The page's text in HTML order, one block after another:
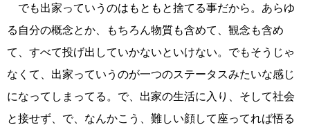
でも出家っていうのはもともと捨てる事だから。あらゆ
る自分の概念とか、もちろん物質も含めて、観念も含め
て、すべて投げ出していかないといけない。でもそうじゃ
なくて、出家っていうのが一つのステータスみたいな感じ
になってしまってる。で、出家の生活に入り、そして社会
と接せず、で、なんかこう、難しい顔して座ってれば悟る